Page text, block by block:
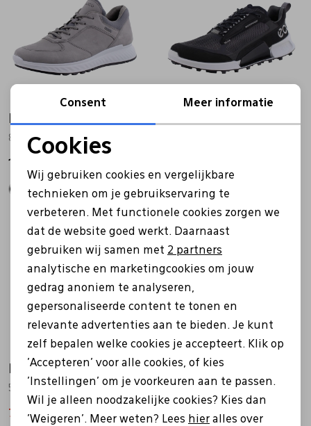
835304 grijs
169,99
Ecco
521354 bruin
76,99 109,99
Sale
Ecco
835394 grijs
90,99 129,99
Noodzakelijke cookies
Analytische cookies
Marketing cookies
Consent Meer informatie
Cookies
Wij gebruiken cookies en vergelijkbare
technieken om je gebruikservaring te
verbeteren. Met functionele cookies zorgen we
dat de website goed werkt. Daarnaast
gebruiken wij samen met 2 partners
analytische en marketingcookies om jouw
gedrag anoniem te analyseren,
gepersonaliseerde content te tonen en
relevante advertenties aan te bieden. Je kunt
zelf bepalen welke cookies je accepteert. Klik op
'Accepteren' voor alle cookies, of kies
'Instellingen' om je voorkeuren aan te passen.
Wil je alleen noodzakelijke cookies? Kies dan
'Weigeren'. Meer weten? Lees hier alles over